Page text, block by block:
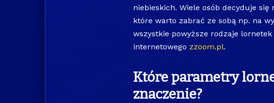
niebieskich. Wiele osób decyduje
które warto zabrać ze sobą np. na
wszystkie powyższe rodzaje
internetowego zzoom.pl.
Które parametry
znaczenie?